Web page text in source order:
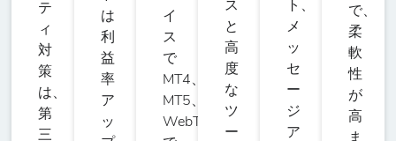
テ
ィ
対
策
は、
第
三
は
利
益
率
ア
ッ
イ
ス
で
MT4、
MT5、
WebTrader
ス
と
高
度
な
ツ
ー
ト、
メ
ッ
セ
ー
ジ
ア
で、
柔
軟
性
が
高